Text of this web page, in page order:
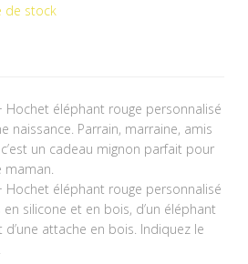
de stock
Hochet éléphant rouge personnalisé
naissance. Parrain, marraine, amis
un cadeau mignon parfait pour
Hochet éléphant rouge personnalisé
silicone et en bois, d’un éléphant
d’une attache en bois. Indiquez le